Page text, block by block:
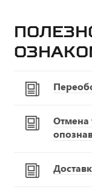
Отмена